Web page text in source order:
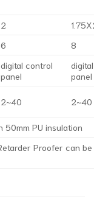
2
6 8
digital control
panel
panel
2~40 2~40
50mm PU insulation
Proofer can